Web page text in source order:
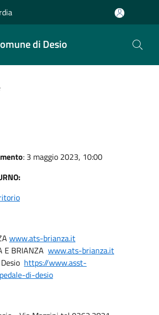
di Desio
: 3 maggio 2023, 10:00
www.ats-brianza.it
E BRIANZA www.ats-brianza.it
https://www.asst-
di-desio